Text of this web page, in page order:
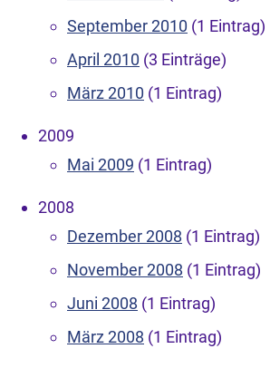
September 2010 (1 Eintrag)
April 2010 (3 Einträge)
März 2010 (1 Eintrag)
2009
Mai 2009 (1 Eintrag)
2008
Dezember 2008 (1 Eintrag)
November 2008 (1 Eintrag)
Juni 2008 (1 Eintrag)
März 2008 (1 Eintrag)